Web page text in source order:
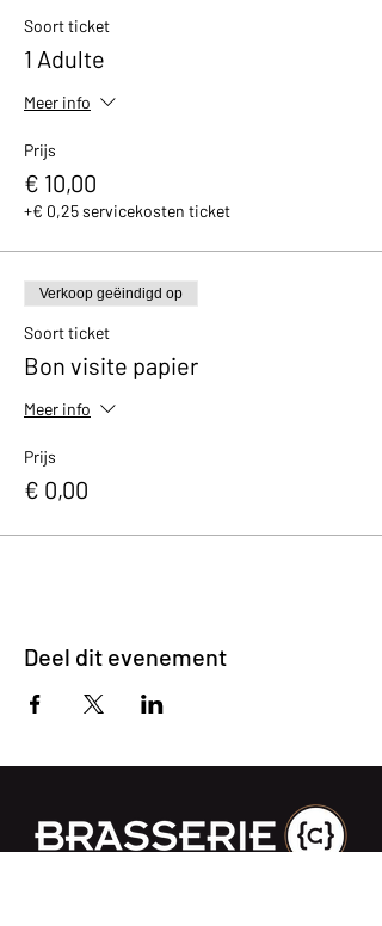
de 10% valable dans notre boutique.
Soort ticket
1 Adulte
Meer info
Prijs
€ 10,00
+€ 0,25 servicekosten ticket
Verkoop geëindigd op
Soort ticket
Bon visite papier
Meer info
Prijs
€ 0,00
Deel dit evenement